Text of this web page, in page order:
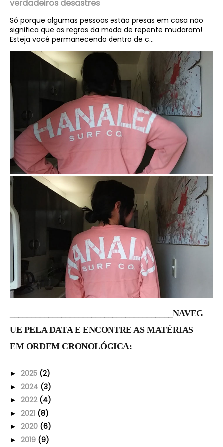
verdadeiros desastres
Só porque algumas pessoas estão presas em casa não
significa que as regras da moda de repente mudaram!
Esteja você permanecendo dentro de c...
______________________________________NAVEG
UE PELA DATA E ENCONTRE AS MATÉRIAS
EM ORDEM CRONOLÓGICA:
► 2025 (2)
► 2024 (3)
► 2022 (4)
► 2021 (8)
► 2020 (6)
► 2019 (9)